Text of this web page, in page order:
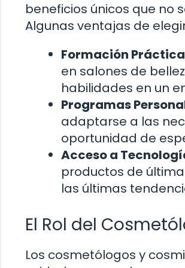
beneficios únicos que no
Algunas ventajas de
Formación
en salones de
habilidades en un
Programas
adaptarse a las
oportunidad de
Acceso a
productos de
las últimas
El Rol del
Los cosmetólogos y